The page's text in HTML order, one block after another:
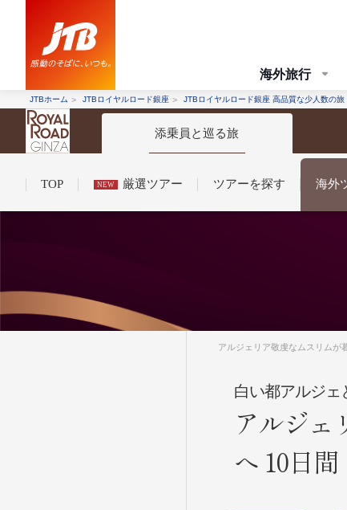
海外旅行
JTBホーム JTBロイヤルロード銀座 JTBロイヤルロード銀座 高品質な少人数の旅
添乗員と巡る旅
TOP NEW 厳選ツアー ツアーを探す 海外
コンシェルジュ紹介お申し込みの流れ法人企業・自治体の
条件から探す
条件か
キーワード
条件から探す
条件か
キーワード
アルジェリア敬虔なムスリムが
白い都アルジェ
アルジェ
へ 10日間